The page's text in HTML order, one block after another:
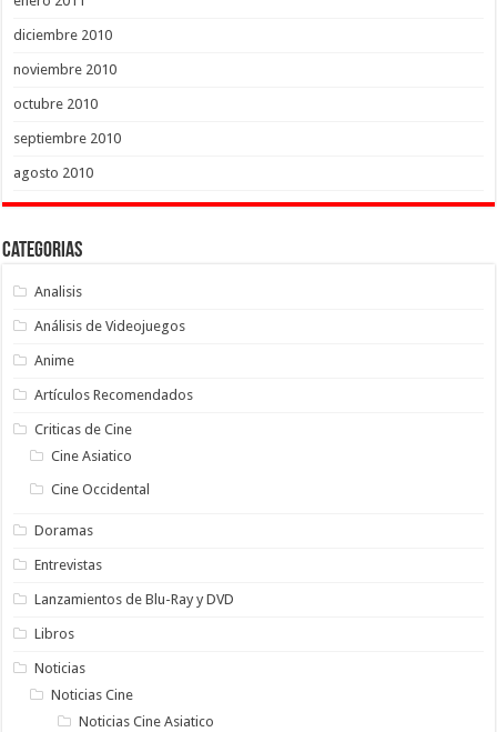
diciembre 2010
noviembre 2010
octubre 2010
septiembre 2010
agosto 2010
Categorias
Analisis
Análisis de Videojuegos
Anime
Artículos Recomendados
Criticas de Cine
Cine Asiatico
Cine Occidental
Doramas
Entrevistas
Lanzamientos de Blu-Ray y DVD
Libros
Noticias
Noticias Cine
Noticias Cine Asiatico